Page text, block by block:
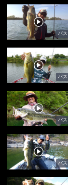
バス
バス
バス
バス